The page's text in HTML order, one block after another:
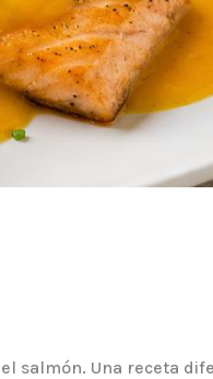
salmón. Una receta